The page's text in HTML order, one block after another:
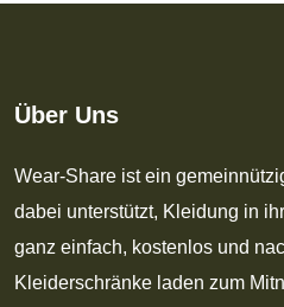
Über Uns
Wear-Share ist ein
dabei unterstützt, Kleidung in
ganz einfach, kostenlos und
Kleiderschränke laden zum